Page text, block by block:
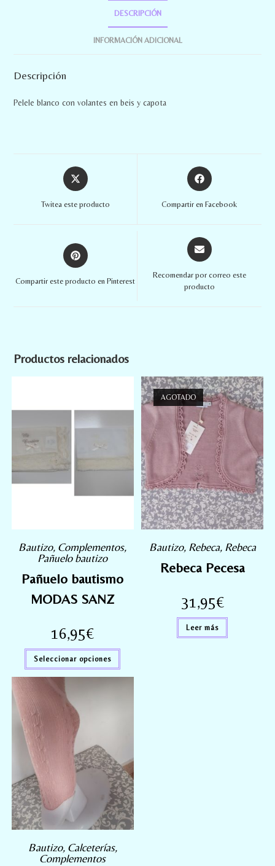
DESCRIPCIÓN
INFORMACIÓN ADICIONAL
Descripción
Pelele blanco con volantes en beis y capota
Twitea este producto Compartir en Facebook
Compartir este producto en Pinterest
Recomendar por correo este
producto
Productos relacionados
Bautizo, Complementos,
Pañuelo bautizo
Pañuelo bautismo
MODAS SANZ
16,95€
Seleccionar opciones
AGOTADO
Bautizo, Rebeca, Rebeca
Rebeca Pecesa
31,95€
Leer más
Bautizo, Calceterías,
Complementos